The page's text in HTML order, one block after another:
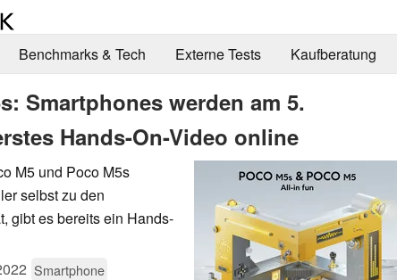
Benchmarks & Tech Externe Tests Kaufberatung
Smartphones werden am 5.
Hands-On-Video online
M5 und Poco M5s
selbst zu den
gibt es bereits ein Hands-
Smartphone